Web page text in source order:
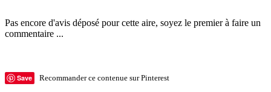
Pas encore d'avis déposé pour cette aire, soyez le premier à faire un
commentaire ...
Save Recommander ce contenue sur Pinterest